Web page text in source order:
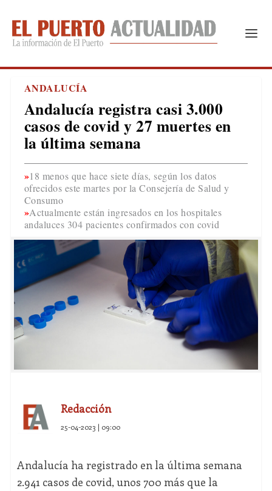
ANDALUCÍA
Andalucía registra casi 3.000
casos de covid y 27 muertes en
la última semana
18 menos que hace siete días, según los datos
ofrecidos este martes por la Consejería de Salud y
Consumo
Actualmente están ingresados en los hospitales
andaluces 304 pacientes confirmados con covid
Redacción
25-04-2023 | 09:00
Andalucía ha registrado en la última semana
2.941 casos de covid, unos 700 más que la